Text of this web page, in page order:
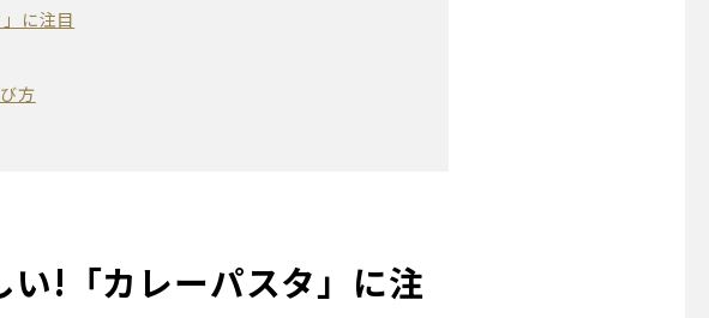
に注目
方
い!「カレーパスタ」に注